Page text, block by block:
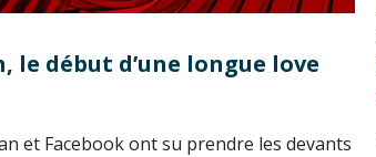
le début d’une longue love
et Facebook ont su prendre les devants